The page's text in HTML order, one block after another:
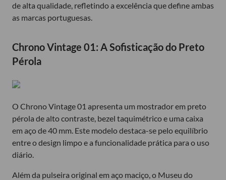
de alta qualidade, refletindo a excelência que define ambas
as marcas portuguesas.
Chrono Vintage 01: A Sofisticação do Preto
Pérola
O Chrono Vintage 01 apresenta um mostrador em preto
pérola de alto contraste, bezel taquimétrico e uma caixa
em aço de 40 mm. Este modelo destaca-se pelo equilíbrio
entre o design limpo e a funcionalidade prática para o uso
diário.
Além da pulseira original em aço maciço, o Museu do